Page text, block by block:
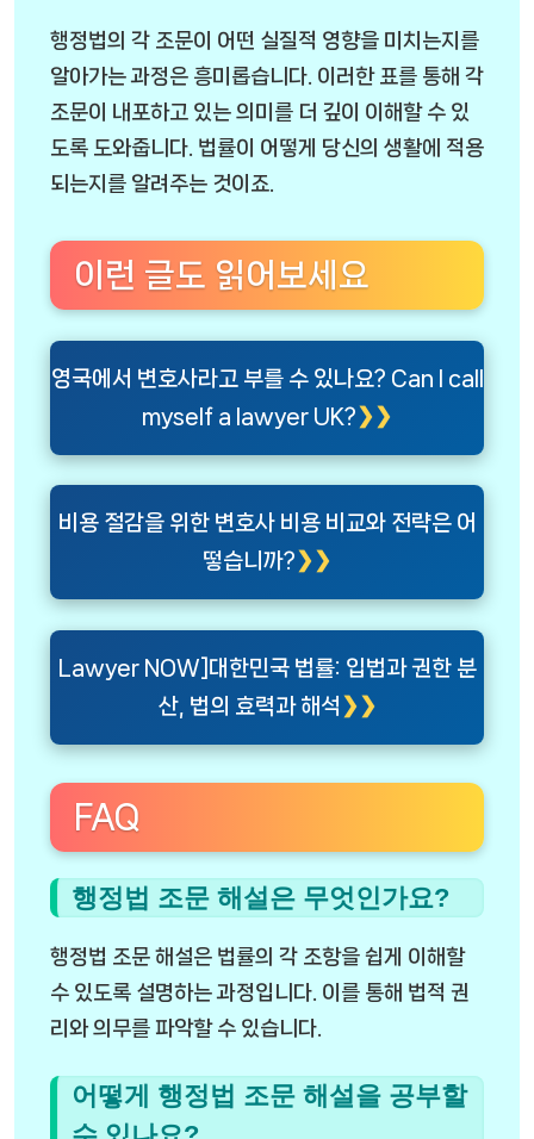
행정법의 각 조문이 어떤 실질적 영향을 미치는지를
알아가는 과정은 흥미롭습니다. 이러한 표를 통해 각
조문이 내포하고 있는 의미를 더 깊이 이해할 수 있
도록 도와줍니다. 법률이 어떻게 당신의 생활에 적용
되는지를 알려주는 것이죠.
이런 글도 읽어보세요
영국에서 변호사라고 부를 수 있나요? Can I call
myself a lawyer UK?
비용 절감을 위한 변호사 비용 비교와 전략은 어
떻습니까?
Lawyer NOW]대한민국 법률: 입법과 권한 분
산, 법의 효력과 해석
FAQ
행정법 조문 해설은 무엇인가요?
행정법 조문 해설은 법률의 각 조항을 쉽게 이해할
수 있도록 설명하는 과정입니다. 이를 통해 법적 권
리와 의무를 파악할 수 있습니다.
어떻게 행정법 조문 해설을 공부할